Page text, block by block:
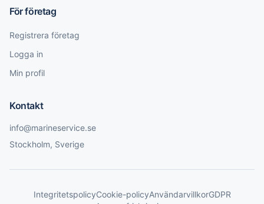
För företag
Registrera företag
Logga in
Min profil
Kontakt
info@marineservice.se
Stockholm, Sverige
IntegritetspolicyCookie-policyAnvändarvillkorGDPR